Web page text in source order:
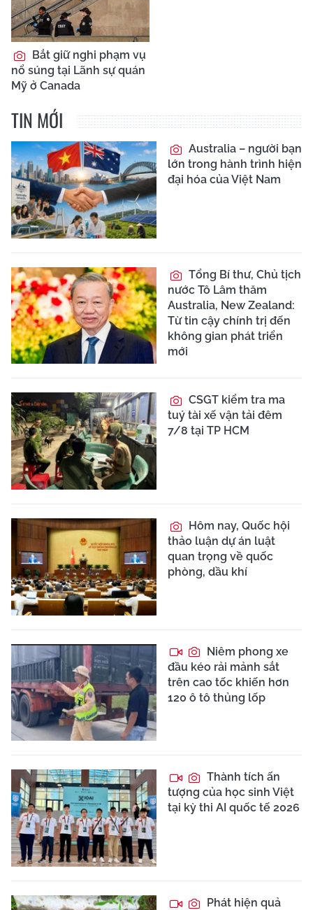
Bắt giữ nghi phạm vụ
nổ súng tại Lãnh sự quán
Mỹ ở Canada
TIN MỚI
Australia – người bạn
lớn trong hành trình hiện
đại hóa của Việt Nam
Tổng Bí thư, Chủ tịch
nước Tô Lâm thăm
Australia, New Zealand:
Từ tin cậy chính trị đến
không gian phát triển
mới
CSGT kiểm tra ma
tuý tài xế vận tải đêm
7/8 tại TP HCM
Hôm nay, Quốc hội
thảo luận dự án luật
quan trọng về quốc
phòng, dầu khí
Niêm phong xe
đầu kéo rải mảnh sắt
trên cao tốc khiến hơn
120 ô tô thủng lốp
Thành tích ấn
tượng của học sinh Việt
tại kỳ thi AI quốc tế 2026
Phát hiện quả